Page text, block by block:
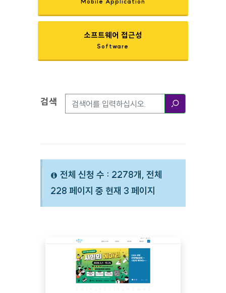
Mobile Application
소프트웨어 접근성
Software
검색옵션
검색
전체 신청 수 : 2278개, 전체
228 페이지 중 현재 3 페이지